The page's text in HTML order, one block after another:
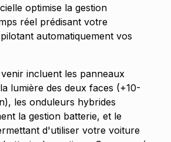
optimise la gestion
réel prédisant votre
automatiquement vos
incluent les panneaux
lumière des deux faces (+10-
les onduleurs hybrides
la gestion batterie, et le
d'utiliser votre voiture